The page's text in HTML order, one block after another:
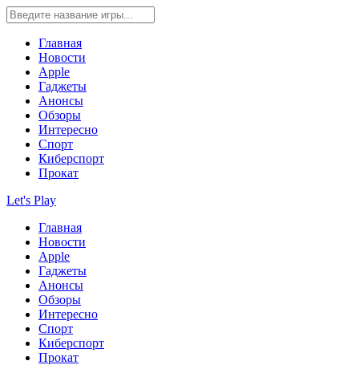
Главная
Новости
Apple
Гаджеты
Анонсы
Обзоры
Интересно
Спорт
Киберспорт
Прокат
Let's Play
Главная
Новости
Apple
Гаджеты
Анонсы
Обзоры
Интересно
Спорт
Киберспорт
Прокат